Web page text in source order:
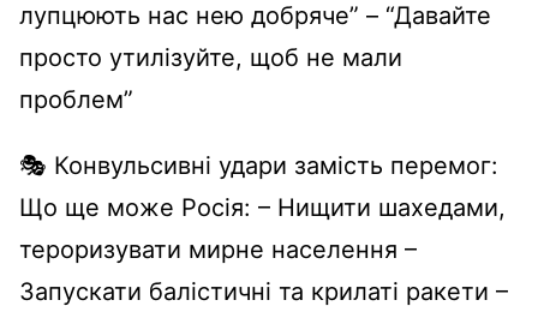
лупцюють нас нею добряче” – “Давайте
просто утилізуйте, щоб не мали
проблем”
🎭 Конвульсивні удари замість перемог:
Що ще може Росія: – Нищити шахедами,
тероризувати мирне населення –
Запускати балістичні та крилаті ракети –